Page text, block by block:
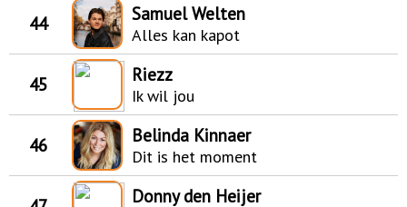
44 Samuel Welten
Alles kan kapot
45 Riezz
Ik wil jou
46 Belinda Kinnaer
Dit is het moment
Donny den Heijer